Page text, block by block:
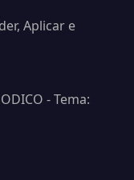
Aplicar e
- Tema: